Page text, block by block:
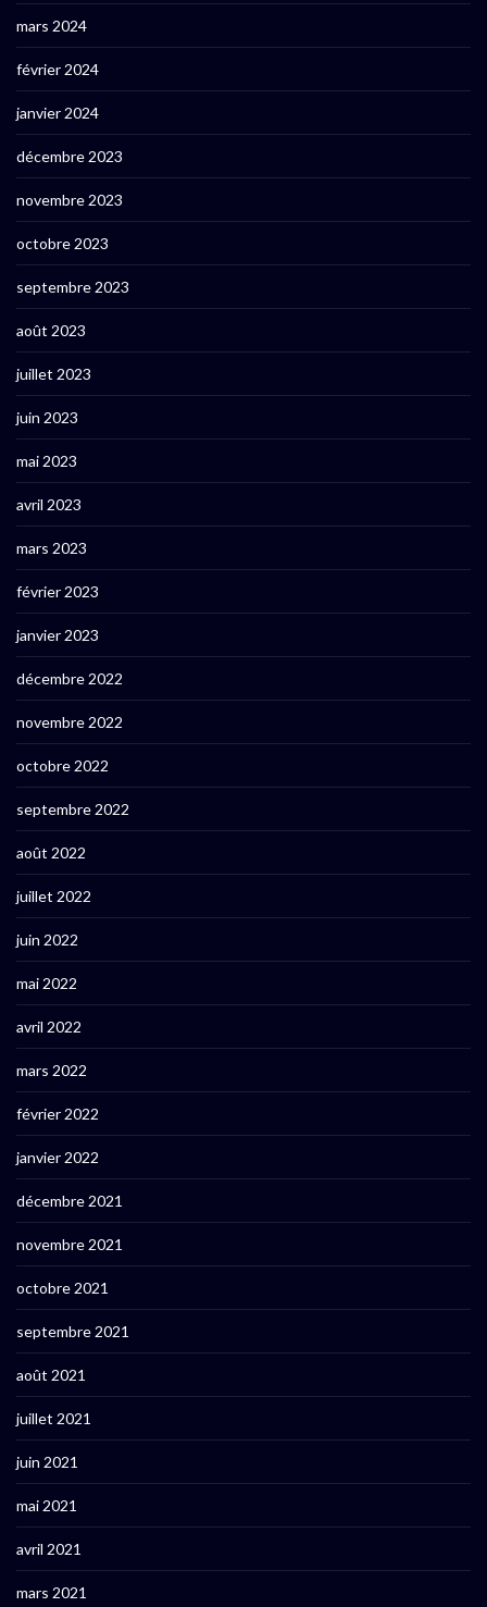
mars 2024
février 2024
janvier 2024
décembre 2023
novembre 2023
octobre 2023
septembre 2023
août 2023
juillet 2023
juin 2023
mai 2023
avril 2023
mars 2023
février 2023
janvier 2023
décembre 2022
novembre 2022
octobre 2022
septembre 2022
août 2022
juillet 2022
juin 2022
mai 2022
avril 2022
mars 2022
février 2022
janvier 2022
décembre 2021
novembre 2021
octobre 2021
septembre 2021
août 2021
juillet 2021
juin 2021
mai 2021
avril 2021
mars 2021